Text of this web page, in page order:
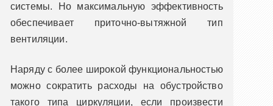
системы. Но максимальную эффективность
обеспечивает приточно-вытяжной тип
вентиляции.
Наряду с более широкой функциональностью
можно сократить расходы на обустройство
такого типа циркуляции, если произвести